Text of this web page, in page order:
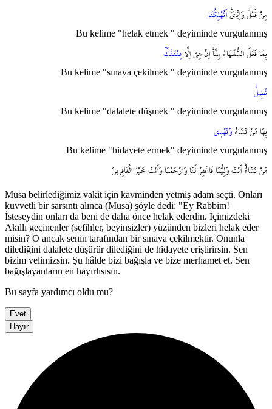
مِنْ قَبْلُ وَاِيَّايَۜ اَتُهْلِكُنَا
Bu kelime "helak etmek " deyiminde vurgulanmış
بِمَا فَعَلَ السُّفَـهَٓاءُ مِنَّاۚ اِنْ هِيَ اِلَّا فِتْنَتُكَۜ
Bu kelime "sınava çekilmek " deyiminde vurgulanmış
تُضِلُّ
Bu kelime "dalalete düşmek " deyiminde vurgulanmış
بِهَا مَنْ تَشَٓاءُ وَتَهْد۪ي
Bu kelime "hidayete ermek" deyiminde vurgulanmış
مَنْ تَشَٓاءُۜ اَنْتَ وَلِيُّنَا فَاغْفِرْ لَنَا وَارْحَمْنَا وَاَنْتَ خَيْرُ الْغَافِر۪ينَ
Musa belirlediğimiz vakit için kavminden yetmiş adam seçti. Onları
kuvvetli bir sarsıntı alınca (Musa) şöyle dedi: "Ey Rabbim!
İsteseydin onları da beni de daha önce helak ederdin. İçimizdeki
Akıllı geçinenler (sefihler, beyinsizler) yüzünden bizleri helak eder
misin? O ancak senin tarafından bir sınava çekilmektir. Onunla
dilediğini dalalete düşürür dilediğini de hidayete eriştirirsin. Sen
bizim velimizsin. Şu hâlde bizi bağışla ve bize merhamet et. Sen
bağışlayanların en hayırlısısın.
Bu sayfa yardımcı oldu mu?
Evet
Hayır